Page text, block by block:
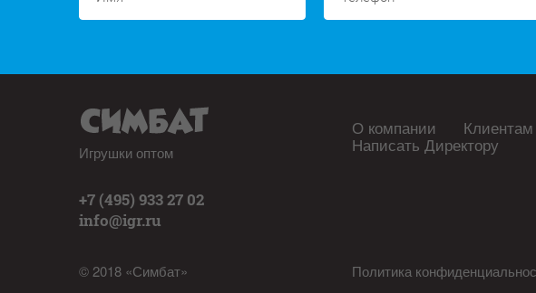
Игрушки оптом
+7 (495) 933 27 02
info@igr.ru
© 2018 «Симбат»
О компании Клиентам
Написать Директору
Политика